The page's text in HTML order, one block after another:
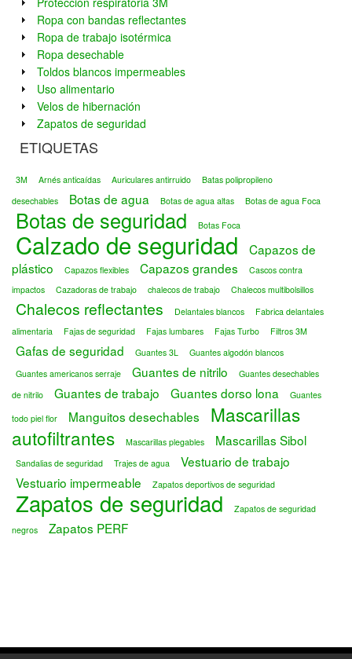
Ropa con bandas reflectantes
Ropa de trabajo isotérmica
Ropa desechable
Toldos blancos impermeables
Uso alimentario
Velos de hibernación
Zapatos de seguridad
ETIQUETAS
3M Arnés anticaídas Auriculares antirruido
Batas polipropileno
desechables
Botas de agua Botas de agua altas Botas de agua Foca
Botas de seguridad Botas Foca
Calzado de seguridad
Capazos de
plástico
Capazos flexibles Capazos grandes
Cascos contra
impactos
Cazadoras de trabajo chalecos de trabajo Chalecos multibolsillos
Chalecos reflectantes Delantales blancos
Fabrica delantales
alimentaria
Fajas de seguridad Fajas lumbares Fajas Turbo Filtros 3M
Gafas de seguridad Guantes 3L
Guantes algodón blancos
Guantes americanos serraje
Guantes de nitrilo
Guantes desechables
de nitrilo
Guantes de trabajo Guantes dorso lona
Guantes
todo piel flor
Manguitos desechables
Mascarillas
autofiltrantes
Mascarillas plegables Mascarillas Sibol
Sandalias de seguridad Trajes de agua
Vestuario de trabajo
Vestuario impermeable
Zapatos deportivos de seguridad
Zapatos de seguridad
Zapatos de seguridad
negros
Zapatos PERF